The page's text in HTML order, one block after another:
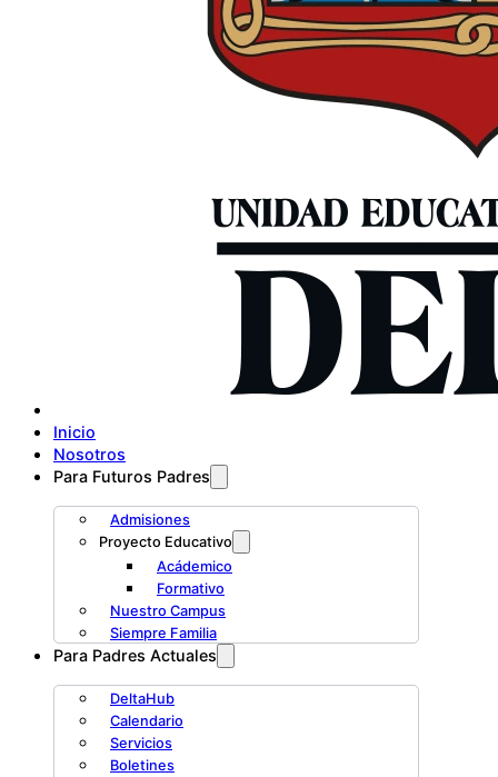
Inicio
Nosotros
Para Futuros Padres
Admisiones
Proyecto Educativo
Acádemico
Formativo
Nuestro Campus
Siempre Familia
Para Padres Actuales
DeltaHub
Calendario
Servicios
Boletines